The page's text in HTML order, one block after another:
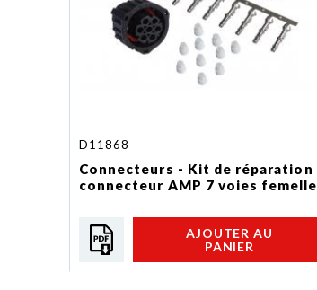
D11868
Connecteurs - Kit de réparation
connecteur AMP 7 voies femelle
AJOUTER AU
PANIER